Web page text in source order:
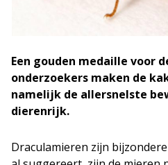
Een gouden medaille voor
onderzoekers maken de
namelijk de allersnelste
dierenrijk.
Draculamieren zijn